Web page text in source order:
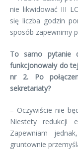
nie likwidować III
się liczba godzin
sposób zapewnimy
To samo pytanie
funkcjonowały do
nr 2. Po
sekretariaty?
– Oczywiście nie
Niestety redukcji
Zapewniam
gruntownie